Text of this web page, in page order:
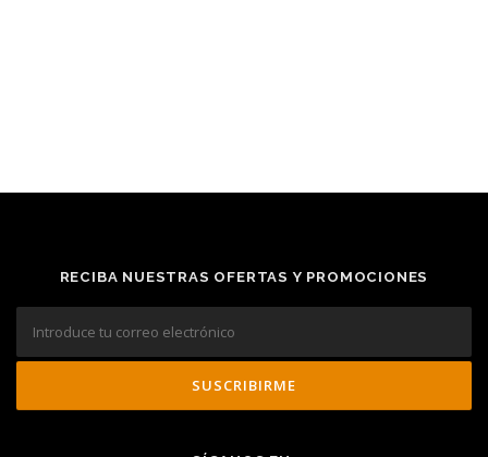
RECIBA NUESTRAS OFERTAS Y PROMOCIONES